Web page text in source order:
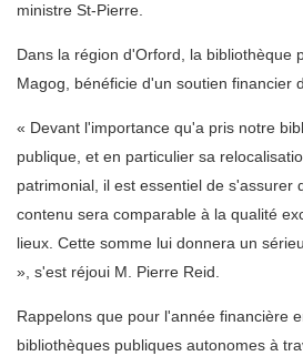
ministre St-Pierre.
Dans la région d'Orford, la bibliothèque
Magog, bénéficie d'un soutien financier
« Devant l'importance qu'a pris notre
publique, et en particulier sa
patrimonial, il est essentiel de s'assurer
contenu sera comparable à la qualité
lieux. Cette somme lui donnera un
», s'est réjoui M. Pierre Reid.
Rappelons que pour l'année financière
bibliothèques publiques autonomes à